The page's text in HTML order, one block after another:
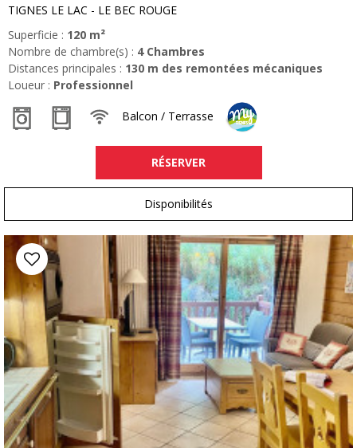
TIGNES LE LAC - LE BEC ROUGE
Superficie : 120 m²
Nombre de chambre(s) : 4 Chambres
Distances principales : 130 m des remontées mécaniques
Loueur : Professionnel
Balcon / Terrasse
RÉSERVER
Disponibilités